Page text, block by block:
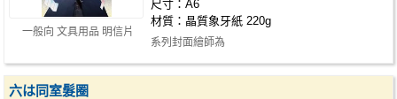
一般向 文具用品 明信片
尺寸：A6
材質：晶質象牙紙 220g
系列封面繪師為
(飄子) 非常感…
六は同室髮圈